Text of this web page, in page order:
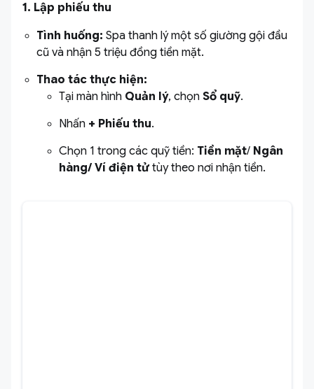
1. Lập phiếu thu
Tình huống: Spa thanh lý một số giường gội đầu
cũ và nhận 5 triệu đồng tiền mặt.
Thao tác thực hiện:
Tại màn hình Quản lý, chọn Sổ quỹ.
Nhấn + Phiếu thu.
Chọn 1 trong các quỹ tiền: Tiền mặt/ Ngân
hàng/ Ví điện tửtùy theo nơi nhận tiền.